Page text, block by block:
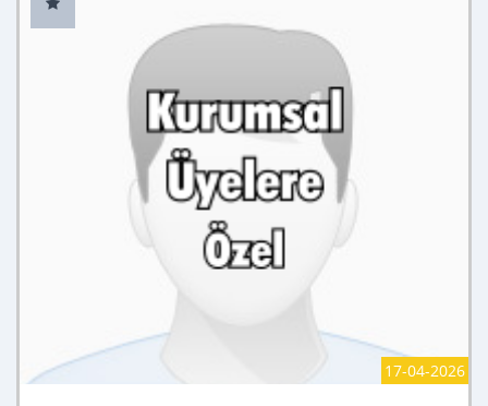
17-04-2026